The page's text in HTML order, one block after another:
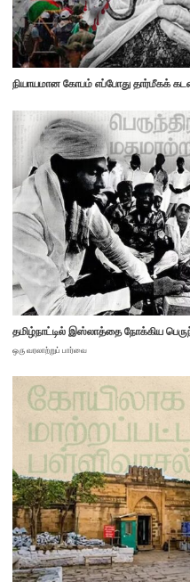
நியாயமான கோபம் எப்போது தார்மீகக்
தமிழ்நாட்டில் இஸ்லாத்தை நோக்கிய
ஒரு வரலாற்றுப் பார்வை